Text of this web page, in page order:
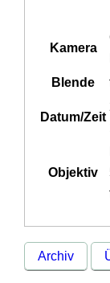
Kamera
Blende
Datum/Zeit
Objektiv
Archiv